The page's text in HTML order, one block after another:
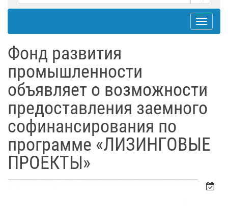
Toggle
Фонд развития
промышленности
объявляет о возможности
предоставления заемного
софинансирования по
программе «ЛИЗИНГОВЫЕ
ПРОЕКТЫ»